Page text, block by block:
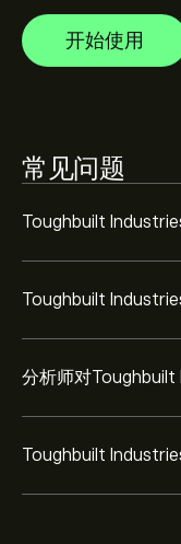
开始使用
常见问题
Toughbuilt
Toughbuilt
分析师对Toughbuilt
Toughbuilt